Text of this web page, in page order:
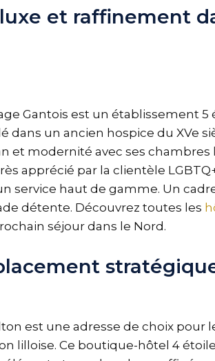
et raffinement
Gantois est un établissement 5
dans un ancien hospice du XVe
et modernité avec ses chambres
apprécié par la clientèle
service haut de gamme. Un
détente. Découvrez toutes les
séjour dans le Nord.
est une adresse de choix pour
lilloise. Ce boutique-hôtel 4